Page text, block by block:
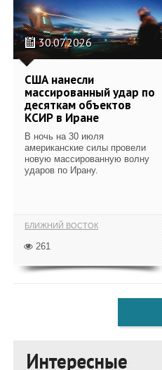
30.07.2026
США нанесли
массированный удар по
десяткам объектов
КСИР в Иране
В ночь на 30 июля
американские силы провели
новую массированную волну
ударов по Ирану.
БЛИЖНИЙ ВОСТОК
261